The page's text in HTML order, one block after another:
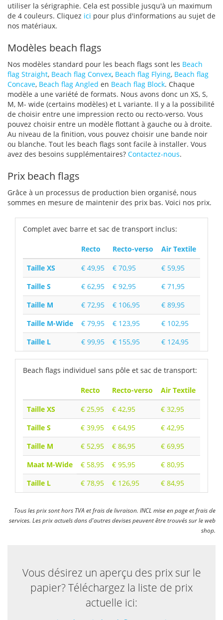
utiliser la sérigraphie. Cela est possible jusqu'à un maximum
de 4 couleurs. Cliquez ici pour plus d'informations au sujet de
nos matériaux.
Modèles beach flags
Nos modèles standard pour les beach flags sont les Beach
flag Straight, Beach flag Convex, Beach flag Flying, Beach flag
Concave, Beach flag Angled en Beach flag Block. Chaque
modèle a une variété de formats. Nous avons donc un XS, S,
M, M- wide (certains modèles) et L variante. Il y a la possibilité
de choisir entre une impression recto ou recto-verso. Vous
pouvez choisir entre un modèle flottant à gauche ou à droite.
Au niveau de la finition, vous pouvez choisir une bande noir
ou blanche. Tout les beach flags sont facile à installer. Vous
avez des besoins supplémentaires? Contactez-nous.
Prix beach flags
Grâce à un processus de production bien organisé, nous
sommes en mesure de maintenir des prix bas. Voici nos prix.
Complet avec barre et sac de transport inclus:
Recto Recto-verso
Air Textile
Taille XS
€ 49,95 € 70,95
€ 59,95
Taille S
€ 62,95 € 92,95
€ 71,95
Taille M
€ 72,95 € 106,95
€ 89,95
Taille M-Wide
€ 79,95 € 123,95
€ 102,95
Taille L
€ 99,95 € 155,95 € 124,95
Beach flags individuel sans pôle et sac de transport:
Recto Recto-verso
Air Textile
Taille XS
€ 25,95 € 42,95
€ 32,95
Taille S
€ 39,95 € 64,95
€ 42,95
Taille M
€ 52,95 € 86,95
€ 69,95
Maat M-Wide
€ 58,95 € 95,95
€ 80,95
Taille L
€ 78,95 € 126,95 € 84,95
Tous les prix sont hors TVA et frais de livraison. INCL mise en page et frais de
services. Les prix actuels dans d'autres devises peuvent être trouvés sur le web
shop.
Vous désirez un aperçu des prix sur le
papier? Téléchargez la liste de prix
actuelle ici: